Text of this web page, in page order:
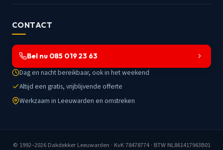
CONTACT
Bel nu 085 019 23 63
Dag en nacht bereikbaar, ook in het weekend
Altijd een gratis, vrijblijvende offerte
Werkzaam in Leeuwarden en omstreken
© 1992–2026 Dakdekker Leeuwarden · KvK 78478774 · BTW NL861417963B01